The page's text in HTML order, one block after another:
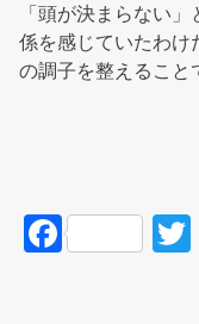
「頭が決まらない
係を感じていたわけ
の調子を整えること
F